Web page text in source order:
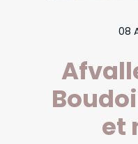
08
et